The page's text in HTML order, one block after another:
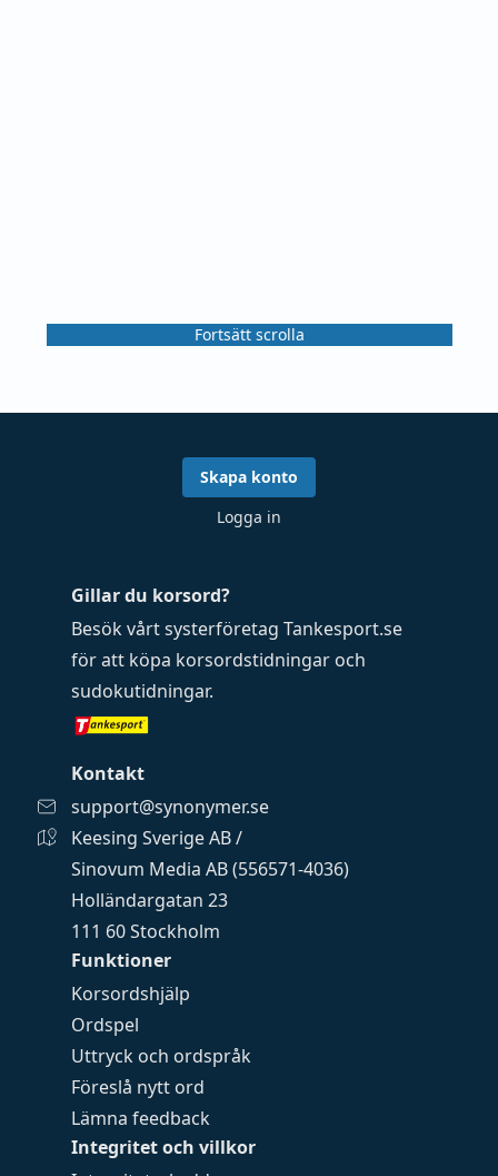
Fortsätt scrolla
Funktioner
Korsordshjälp
Ordspel
Uttryck och ordspråk
Föreslå nytt ord
Lämna feedback
Integritet och villkor
Gillar du korsord?
Besök vårt systerföretag Tankesport.se
för att köpa korsordstidningar och
sudokutidningar.
Kontakt
support@synonymer.se
Keesing Sverige AB /
Sinovum Media AB (556571-4036)
Holländargatan 23
111 60 Stockholm
Skapa konto
Logga in